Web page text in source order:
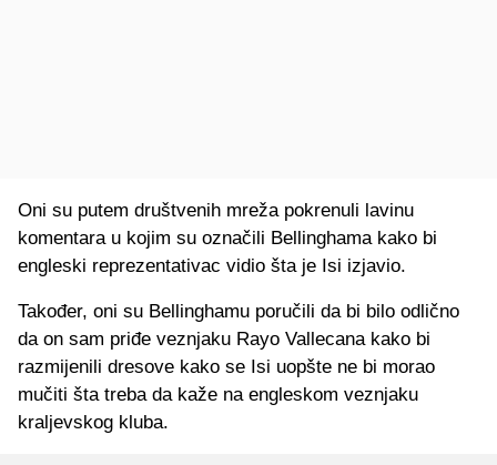
Oni su putem društvenih mreža pokrenuli lavinu
komentara u kojim su označili Bellinghama kako bi
engleski reprezentativac vidio šta je Isi izjavio.
Također, oni su Bellinghamu poručili da bi bilo odlično
da on sam priđe veznjaku Rayo Vallecana kako bi
razmijenili dresove kako se Isi uopšte ne bi morao
mučiti šta treba da kaže na engleskom veznjaku
kraljevskog kluba.